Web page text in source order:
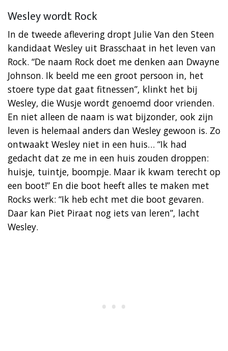
Wesley wordt Rock
In de tweede aflevering dropt Julie Van den Steen
kandidaat Wesley uit Brasschaat in het leven van
Rock. “De naam Rock doet me denken aan Dwayne
Johnson. Ik beeld me een groot persoon in, het
stoere type dat gaat fitnessen”, klinkt het bij
Wesley, die Wusje wordt genoemd door vrienden.
En niet alleen de naam is wat bijzonder, ook zijn
leven is helemaal anders dan Wesley gewoon is. Zo
ontwaakt Wesley niet in een huis… “Ik had
gedacht dat ze me in een huis zouden droppen:
huisje, tuintje, boompje. Maar ik kwam terecht op
een boot!” En die boot heeft alles te maken met
Rocks werk: “Ik heb echt met die boot gevaren.
Daar kan Piet Piraat nog iets van leren”, lacht
Wesley.